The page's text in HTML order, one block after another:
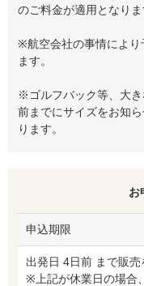
のご料金が適用となりま
※航空会社の事情により
ます。
※ゴルフバック等、大
前までにサイズをお知
ります。
お
申込期限
出発日 4日前 まで販売
※上記が休業日の場合